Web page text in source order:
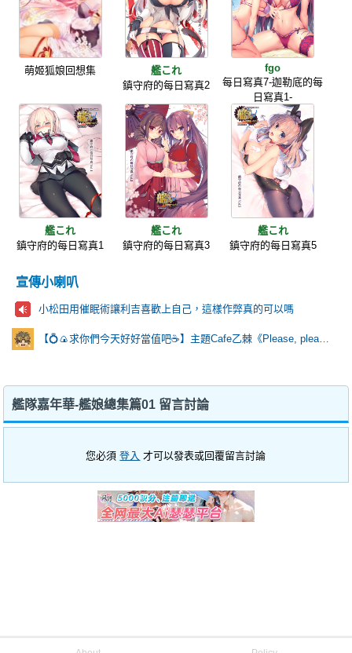
萌姬狐娘回想集
艦これ
鎮守府的每日寫真2
fgo
每日寫真7-迦勒底的每
日寫真1-
艦これ
鎮守府的每日寫真1
艦これ
鎮守府的每日寫真3
艦これ
鎮守府的每日寫真5
宣傳小喇叭
小松田用催眠術讓利吉喜歡上自己，這樣作弊真的可以嗎
艦隊嘉年華-艦娘總集篇01 留言討論
您必須登入 才可以發表或回覆留言討論